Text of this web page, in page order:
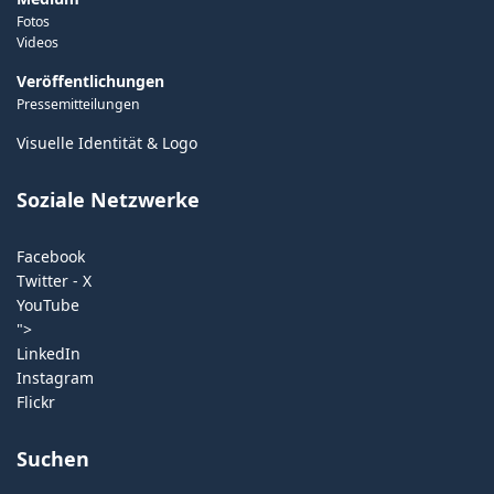
Fotos
Videos
Veröffentlichungen
Pressemitteilungen
Visuelle Identität & Logo
Soziale Netzwerke
Facebook
Twitter - X
YouTube
">
LinkedIn
Instagram
Flickr
Suchen